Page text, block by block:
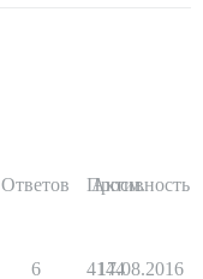
Ответов Просм.
Активность
6 4144
17.08.2016